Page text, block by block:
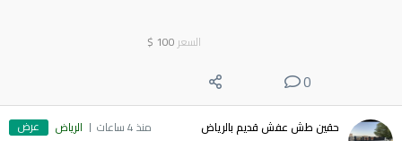
السعر 100
$
0
حقين طش عفش قديم بالرياض منذ 4 ساعات الرياض عرض